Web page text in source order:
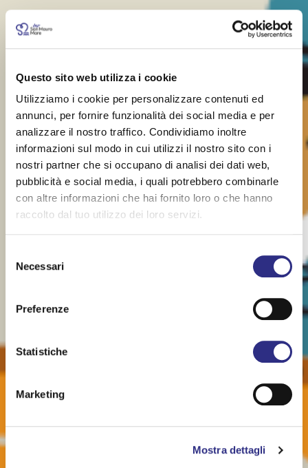
Questo sito web utilizza i cookie
Utilizziamo i cookie per personalizzare contenuti ed
annunci, per fornire funzionalità dei social media e per
analizzare il nostro traffico. Condividiamo inoltre
informazioni sul modo in cui utilizzi il nostro sito con i
nostri partner che si occupano di analisi dei dati web,
pubblicità e social media, i quali potrebbero combinarle
con altre informazioni che hai fornito loro o che hanno
raccolto dal tuo utilizzo dei loro servizi.
delNecessari
Preferenze
Statistiche
Marketing
Mostra dettagli